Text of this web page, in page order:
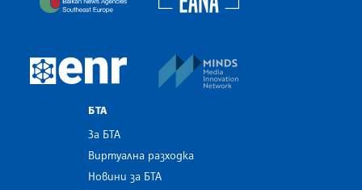
European Newsroom
БТА
За БТА
Виртуална разходка
Новини за БТА